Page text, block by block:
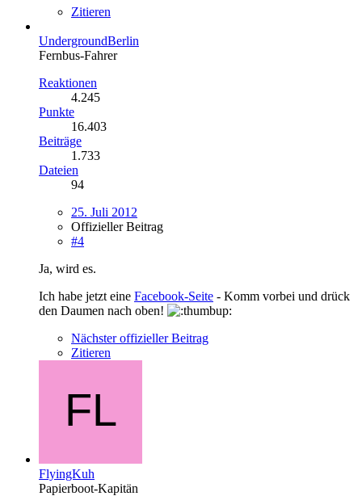
Zitieren
UndergroundBerlin
Fernbus-Fahrer
Reaktionen
4.245
Punkte
16.403
Beiträge
1.733
Dateien
94
25. Juli 2012
Offizieller Beitrag
#4
Ja, wird es.
Ich habe jetzt eine Facebook-Seite - Komm vorbei und drück
den Daumen nach oben!
Nächster offizieller Beitrag
Zitieren
FlyingKuh
Papierboot-Kapitän